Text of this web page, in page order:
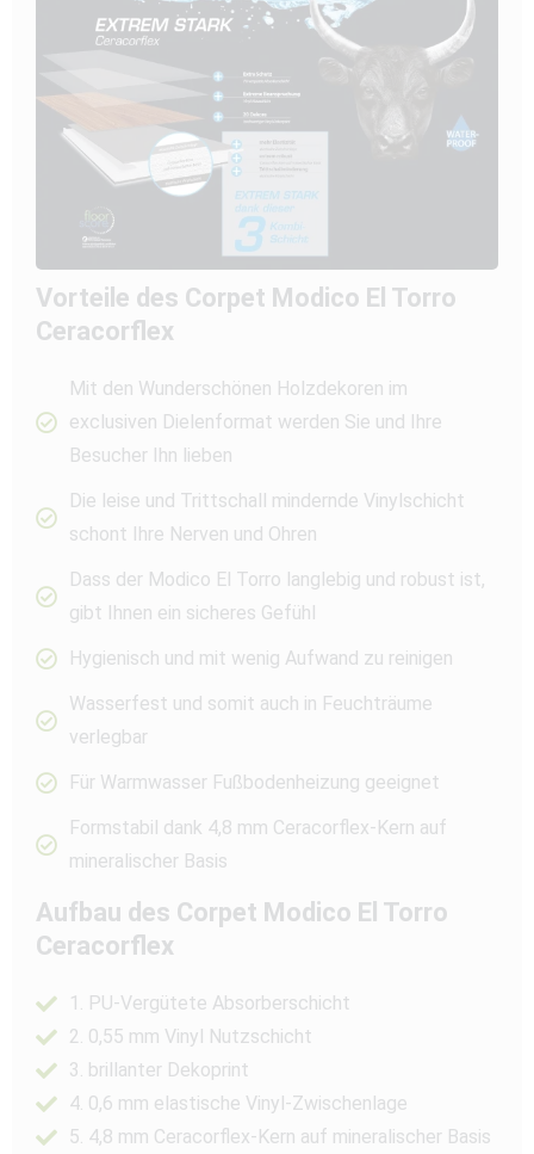
Vorteile des Corpet Modico El Torro
Ceracorflex
Mit den Wunderschönen Holzdekoren im
exclusiven Dielenformat werden Sie und Ihre
Besucher Ihn lieben
Die leise und Trittschall mindernde Vinylschicht
schont Ihre Nerven und Ohren
Dass der Modico El Torro langlebig und robust ist,
gibt Ihnen ein sicheres Gefühl
Hygienisch und mit wenig Aufwand zu reinigen
Wasserfest und somit auch in Feuchträume
verlegbar
Für Warmwasser Fußbodenheizung geeignet
Formstabil dank 4,8 mm Ceracorflex-Kern auf
mineralischer Basis
Aufbau des Corpet Modico El Torro
Ceracorflex
1. PU-Vergütete Absorberschicht
2. 0,55 mm Vinyl Nutzschicht
3. brillanter Dekoprint
4. 0,6 mm elastische Vinyl-Zwischenlage
5. 4,8 mm Ceracorflex-Kern auf mineralischer Basis